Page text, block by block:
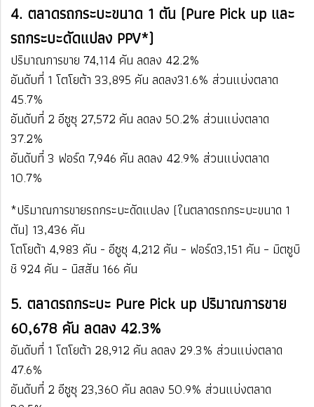
4. ตลาดรถกระบะขนาด 1 ตัน (Pure Pick up และ
รถกระบะดัดแปลง PPV*)
ปริมาณการขาย 74,114 คัน ลดลง 42.2%
อันดับที่ 1 โตโยต้า​ 33,895 คัน​ ลดลง​31.6%​​ ส่วนแบ่งตลาด ​
45.7%
อันดับที่ 2 อีซูซุ​​ 27,572 คัน​ ลดลง ​50.2% ​​ส่วนแบ่งตลาด ​
37.2%
อันดับที่ 3 ฟอร์ด​ 7,946 คัน​ ลดลง ​42.9%​​ ส่วนแบ่งตลาด ​
10.7%
​​*ปริมาณการขายรถกระบะดัดแปลง (ในตลาดรถกระบะขนาด 1
ตัน) 13,436 คัน
โตโยต้า 4,983 คัน - อีซูซุ 4,212 คัน – ฟอร์ด3,151 คัน – มิตซูบิ
ชิ 924 คัน – นิสสัน 166 คัน
5. ตลาดรถกระบะ Pure Pick up ปริมาณการขาย
60,678 คัน ลดลง 42.3%
อันดับที่ 1 โตโยต้า​ 28,912 คัน ​ลดลง 29.3%​ ​ส่วนแบ่งตลาด
47.6%
อันดับที่ 2 อีซูซุ​​ 23,360 คัน​ ลดลง 50.9%​ ​ส่วนแบ่งตลาด